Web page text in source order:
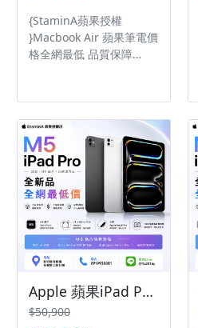
{StaminA蘋果授權
}Macbook Air 蘋果筆電價
格全網最低 品質保障
Retina 顯示器 16GB 統一
記憶體、 512GB SSD 儲
存裝置
Apple 蘋果iPad Pro 13吋 256G WiFi/iPadpro/iPadPro/M5ipadpro
$50,900